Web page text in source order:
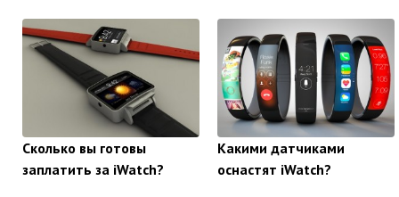
Сколько вы готовы
заплатить за iWatch?
Какими датчиками
оснастят iWatch?